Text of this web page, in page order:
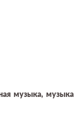
музыка, музыка